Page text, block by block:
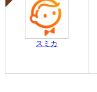
スミカ